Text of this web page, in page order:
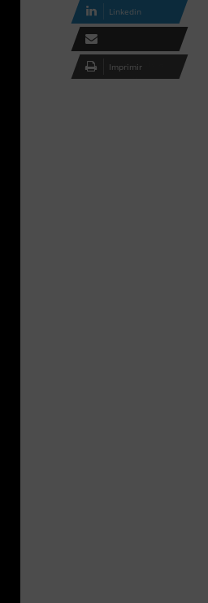
Linkedin
Compartilhar via e-
mail
Imprimir